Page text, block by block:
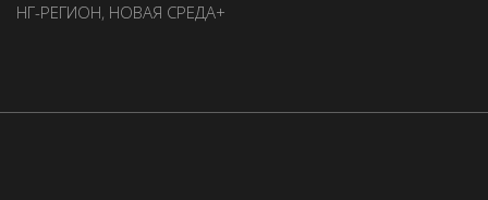
НГ-РЕГИОН, НОВАЯ СРЕДА+